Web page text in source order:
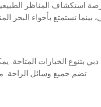
استكشاف المناظر
بتنوع الخيارات المتاحة.
تضم جميع وسائل الراحة. معظم اليخوت مجهزة بمرافق حديثة تشمل غرف نوم، مطابخ، مناطق للجلوس، وأحيانًا حتى برك سباحة خاصة.